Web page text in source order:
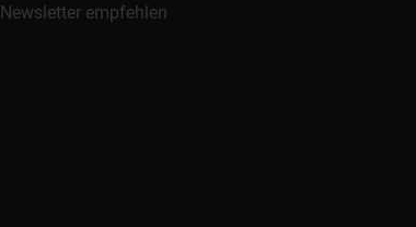
Newsletter empfehlen